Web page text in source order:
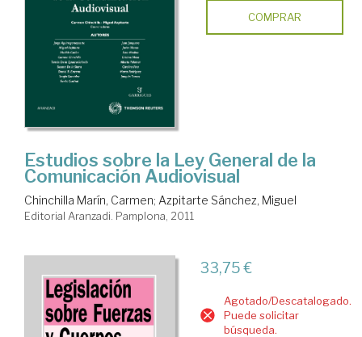
COMPRAR
Estudios sobre la Ley General de la
Comunicación Audiovisual
Chinchilla Marín, Carmen; Azpitarte Sánchez, Miguel
Editorial Aranzadi. Pamplona, 2011
33,75 €
Agotado/Descatalogado.
Puede solicitar
búsqueda.